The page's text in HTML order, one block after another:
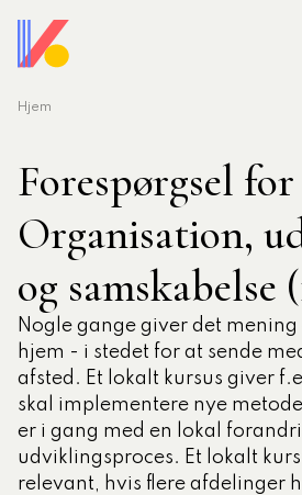
Hjem
Forespørgsel for
Organisation,
og samskabelse
Nogle gange giver det mening
hjem - i stedet for at sende
afsted. Et lokalt kursus giver
skal implementere nye
er i gang med en lokal
udviklingsproces. Et lokalt
relevant, hvis flere afdelinger
artikler
Ledere der lykkes